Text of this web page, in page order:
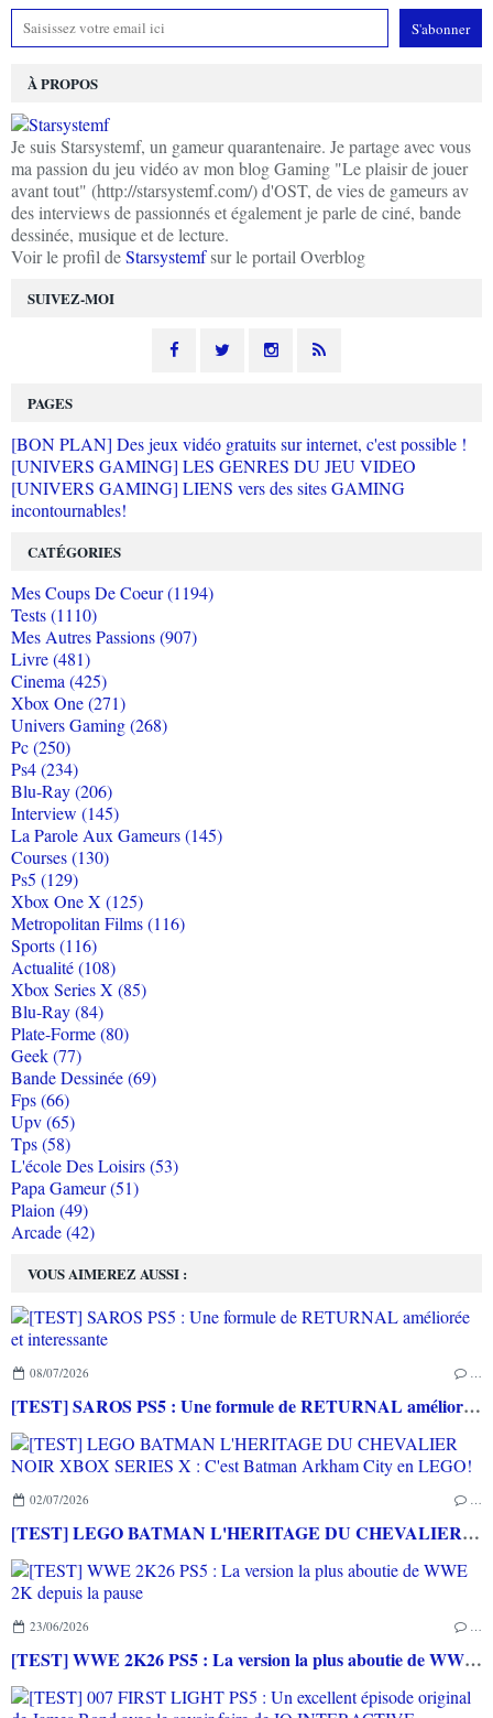
SUIVEZ-MOI
À PROPOS
Je suis Starsystemf, un gameur quarantenaire. Je partage avec vous
ma passion du jeu vidéo av mon blog Gaming "Le plaisir de jouer
avant tout" (http://starsystemf.com/) d'OST, de vies de gameurs av
des interviews de passionnés et également je parle de ciné, bande
dessinée, musique et de lecture.
Voir le profil deStarsystemfsur le portail Overblog
VOUS AIMEREZ AUSSI :
08/07/2026 …
[TEST] SAROS PS5 : Une formule de RETURNAL améliorée et interessante
02/07/2026 …
[TEST] LEGO BATMAN L'HERITAGE DU CHEVALIER NOIR XBOX SERIES X : C'est Batman Arkham City en LEGO!
23/06/2026 …
[TEST] WWE 2K26 PS5 : La version la plus aboutie de WWE 2K depuis la pause
PAGES
[BON PLAN] Des jeux vidéo gratuits sur internet, c'est possible !
[UNIVERS GAMING] LES GENRES DU JEU VIDEO
[UNIVERS GAMING] LIENS vers des sites GAMING
incontournables!
CATÉGORIES
Mes Coups De Coeur (1194)
Tests (1110)
Mes Autres Passions (907)
Livre (481)
Cinema (425)
Xbox One (271)
Univers Gaming (268)
Pc (250)
Ps4 (234)
Blu-Ray (206)
Interview (145)
La Parole Aux Gameurs (145)
Courses (130)
Ps5 (129)
Xbox One X (125)
Metropolitan Films (116)
Sports (116)
Actualité (108)
Xbox Series X (85)
Blu-Ray (84)
Plate-Forme (80)
Geek (77)
Bande Dessinée (69)
Fps (66)
Upv (65)
Tps (58)
L'école Des Loisirs (53)
Papa Gameur (51)
Plaion (49)
Arcade (42)